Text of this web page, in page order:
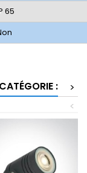
65
:
>
<